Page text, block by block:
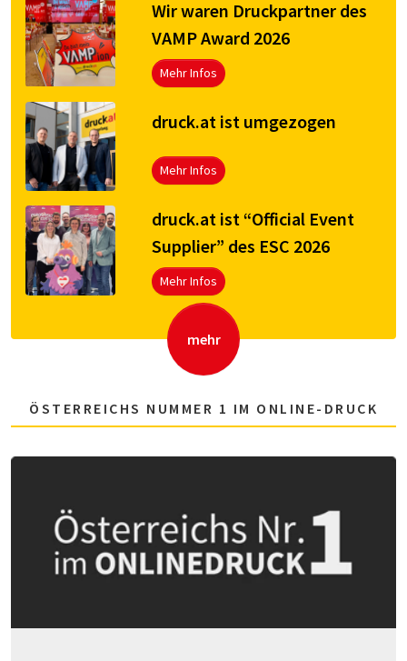
Wir waren Druckpartner des
VAMP Award 2026
Mehr Infos
druck.at ist umgezogen
Mehr Infos
druck.at ist “Official Event
Supplier” des ESC 2026
Mehr Infos
mehr
ÖSTERREICHS NUMMER 1 IM ONLINE-DRUCK